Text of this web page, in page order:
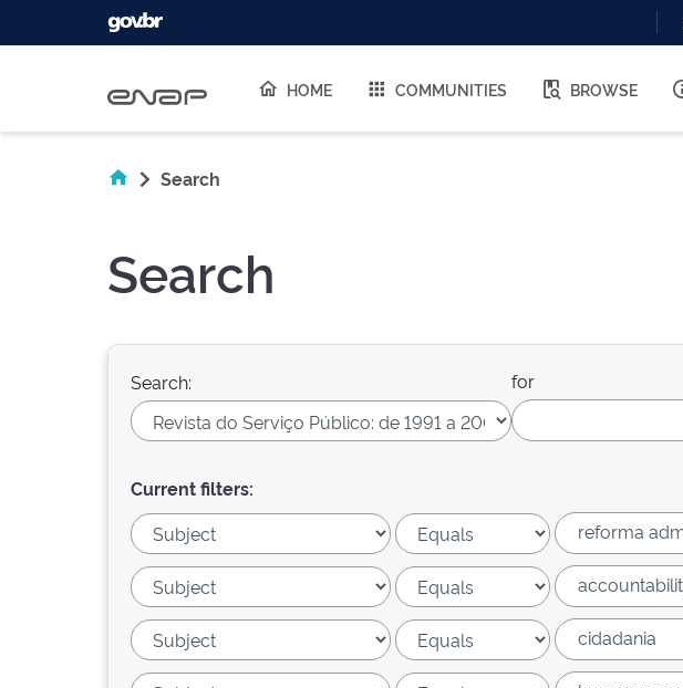
HOME COMMUNITIES BROWSE
Search
Search
Search: for
Current filters: